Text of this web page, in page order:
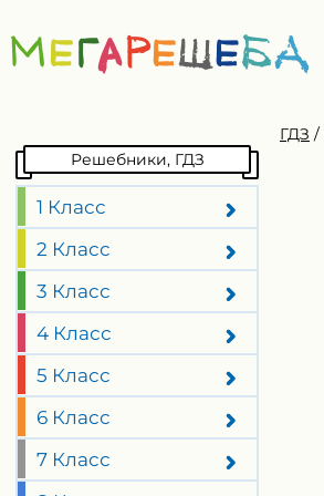
Решебники, ГДЗ
1 Класс
2 Класс
3 Класс
4 Класс
5 Класс
6 Класс
7 Класс
ГДЗ /